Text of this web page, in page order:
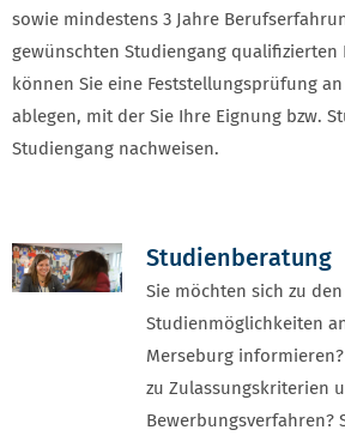
sowie mindestens 3 Jahre
gewünschten Studiengang qualifizierten
können Sie eine Feststellungsprüfung
ablegen, mit der Sie Ihre Eignung bzw.
Studiengang nachweisen.
Studienberatung
Sie möchten sich zu
Studienmöglichkeiten
Merseburg
zu Zulassungskriterien
Bewerbungsverfahren?